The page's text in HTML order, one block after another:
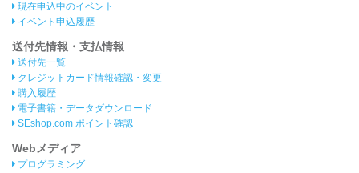
現在申込中のイベント
イベント申込履歴
送付先情報・支払情報
送付先一覧
クレジットカード情報確認・変更
購入履歴
電子書籍・データダウンロード
SEshop.com ポイント確認
Webメディア
プログラミング